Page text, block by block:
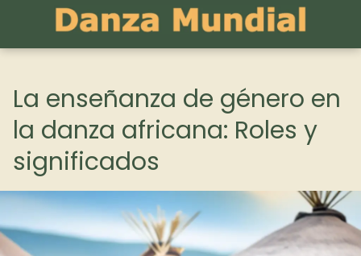
La enseñanza de género en
la danza africana: Roles y
significados